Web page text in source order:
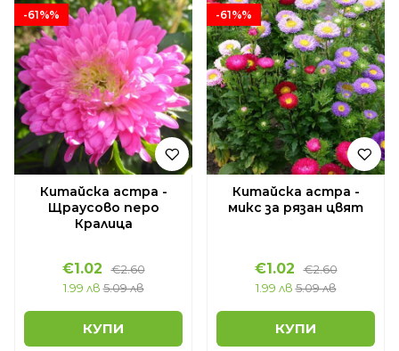
-61%%
Китайска астра -
Щраусово перо
Кралица
€1.02
€2.60
1.99 лв 5.09 лв
КУПИ
-61%%
Китайска астра -
микс за рязан цвят
€1.02
€2.60
1.99 лв 5.09 лв
КУПИ